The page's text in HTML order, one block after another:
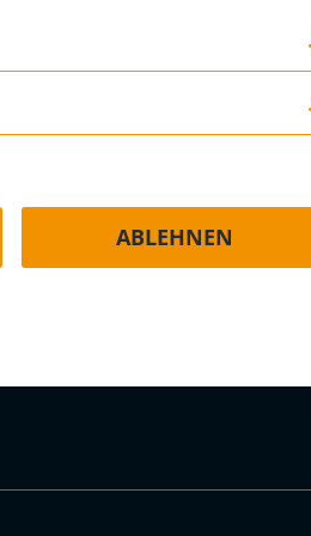
ABLEHNEN